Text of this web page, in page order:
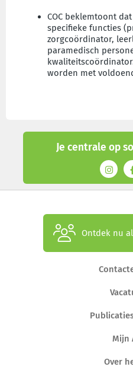
Je centrale op
COC beklemtoont
specifieke functies
zorgcoördinator,
paramedisch
worden met
Ontdek nu
Mijn
Over